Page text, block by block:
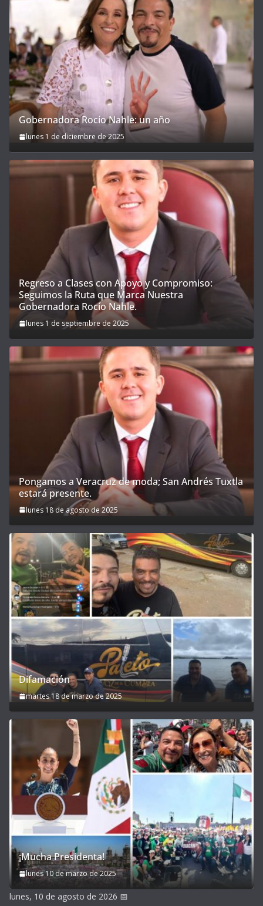
Gobernadora Rocío Nahle: un año
lunes 1 de diciembre de 2025
Regreso a Clases con Apoyo y Compromiso:
Seguimos la Ruta que Marca Nuestra
Gobernadora Rocío Nahle.
lunes 1 de septiembre de 2025
Pongamos a Veracruz de moda; San Andrés Tuxtla
estará presente.
lunes 18 de agosto de 2025
Difamación
martes 18 de marzo de 2025
¡Mucha Presidenta!
lunes 10 de marzo de 2025
lunes, 10 de agosto de 2026 📅